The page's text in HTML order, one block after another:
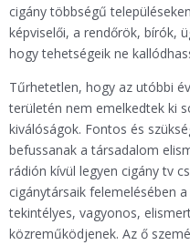
cigány többségű
képviselői, a rendőrök, bírók,
hogy tehetségeik ne
Tűrhetetlen, hogy az utóbbi
területén nem emelkedtek ki
kiválóságok. Fontos és
befussanak a társadalom
rádión kívül legyen cigány tv
cigánytársaik felemelésében
tekintélyes, vagyonos,
közreműködjenek. Az ő